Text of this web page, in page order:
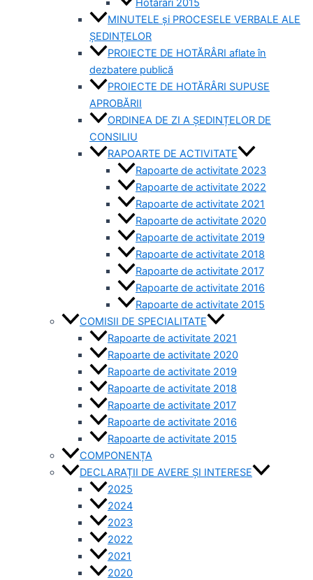
MINUTELE și PROCESELE VERBALE ALE
ȘEDINȚELOR
PROIECTE DE HOTĂRÂRI aflate în
dezbatere publică
PROIECTE DE HOTĂRÂRI SUPUSE
APROBĂRII
ORDINEA DE ZI A ȘEDINȚELOR DE
CONSILIU
RAPOARTE DE ACTIVITATE
Rapoarte de activitate 2023
Rapoarte de activitate 2022
Rapoarte de activitate 2021
Rapoarte de activitate 2020
Rapoarte de activitate 2019
Rapoarte de activitate 2018
Rapoarte de activitate 2017
Rapoarte de activitate 2016
Rapoarte de activitate 2015
COMISII DE SPECIALITATE
Rapoarte de activitate 2021
Rapoarte de activitate 2020
Rapoarte de activitate 2019
Rapoarte de activitate 2018
Rapoarte de activitate 2017
Rapoarte de activitate 2016
Rapoarte de activitate 2015
COMPONENȚA
DECLARAȚII DE AVERE ȘI INTERESE
2025
2024
2023
2022
2021
2020